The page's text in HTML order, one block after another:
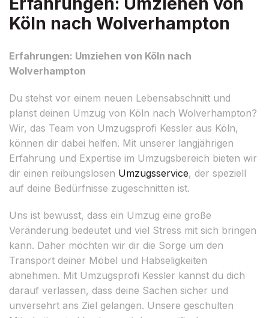
Köln nach Wolverhampton
Erfahrungen: Umziehen von Köln nach
Wolverhampton
Du stehst vor einem neuen Lebensabschnitt und
planst deinen Umzug von Köln nach Wolverhampton?
Wir, das Team von Umzugsprofi Kessler aus Köln,
können dir dabei helfen. Mit unserer langjährigen
Erfahrung und Expertise im Umzugsbereich bieten wir
dir einen reibungslosen Umzugsservice, der speziell
auf deine Bedürfnisse zugeschnitten ist.
Uns ist bewusst, dass ein Umzug eine große
Veränderung bedeutet und viel Stress mit sich bringen
kann. Daher möchten wir dir die Sorge um den
Transport deiner Möbel und Habseligkeiten
abnehmen. Mit Umzugsprofi Kessler kannst du dich
darauf verlassen, dass deine Sachen sicher und
unversehrt ans Ziel gelangen. Unsere geschulten